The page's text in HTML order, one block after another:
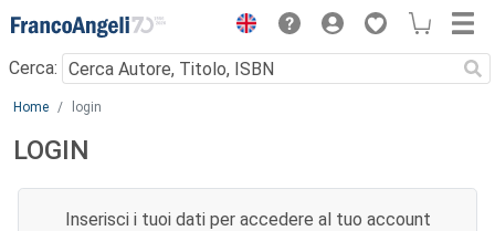
Menu
Cerca:
Main content
Home login
LOGIN
Inserisci i tuoi dati per accedere al tuo account